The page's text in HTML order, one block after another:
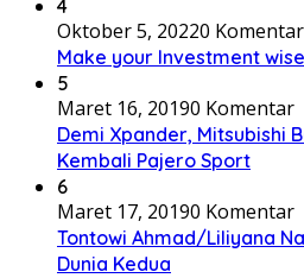
4
Oktober 5, 20220 Komentar
Make your Investment
5
Maret 16, 20190 Komentar
Demi Xpander, Mitsubishi
Kembali Pajero Sport
6
Maret 17, 20190 Komentar
Tontowi Ahmad/Liliyana
Dunia Kedua